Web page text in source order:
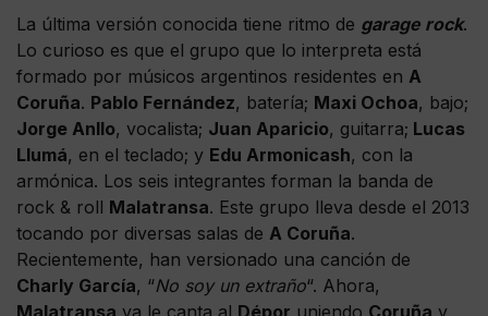
La última versión conocida tiene ritmo de garage rock.
Lo curioso es que el grupo que lo interpreta está
formado por músicos argentinos residentes en A
Coruña. Pablo Fernández, batería; Maxi Ochoa, bajo;
Jorge Anllo, vocalista; Juan Aparicio, guitarra; Lucas
Llumá, en el teclado; y Edu Armonicash, con la
armónica. Los seis integrantes forman la banda de
rock & roll Malatransa. Este grupo lleva desde el 2013
tocando por diversas salas de A Coruña.
Recientemente, han versionado una canción de
Charly García, “No soy un extraño“. Ahora,